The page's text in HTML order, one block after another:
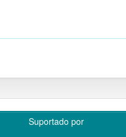
Suportado por